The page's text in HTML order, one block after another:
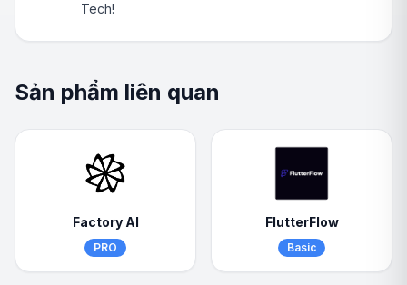
Tech!
Sản phẩm liên quan
Factory AI
PRO
FlutterFlow
Basic